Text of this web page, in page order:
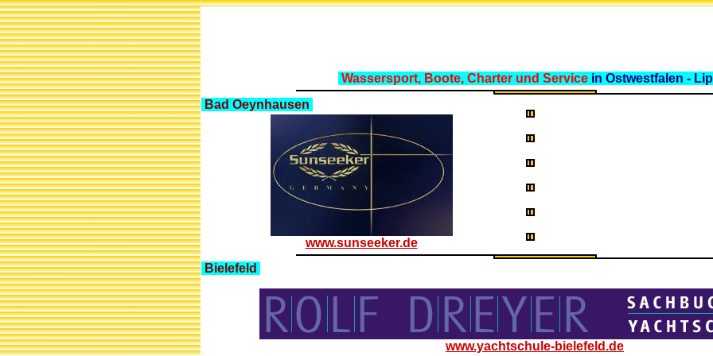
Wassersport, Boote, Charter und Service in Ostwestfalen -
Bad Oeynhausen
www.sunseeker.de
Bielefeld
www.yachtschule-bielefeld.de